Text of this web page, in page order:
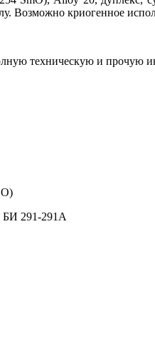
Возможно криогенное
техническую и прочую
291-291А